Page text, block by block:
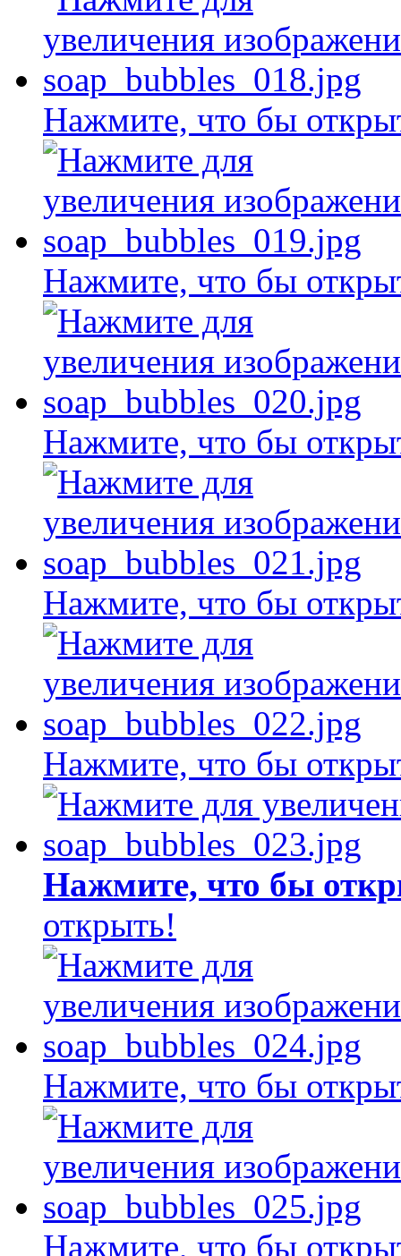
Нажмите, что бы
Нажмите, что бы
Нажмите, что бы
Нажмите, что бы
Нажмите, что бы
Нажмите, что бы
открыть!
Нажмите, что бы
Нажмите, что бы